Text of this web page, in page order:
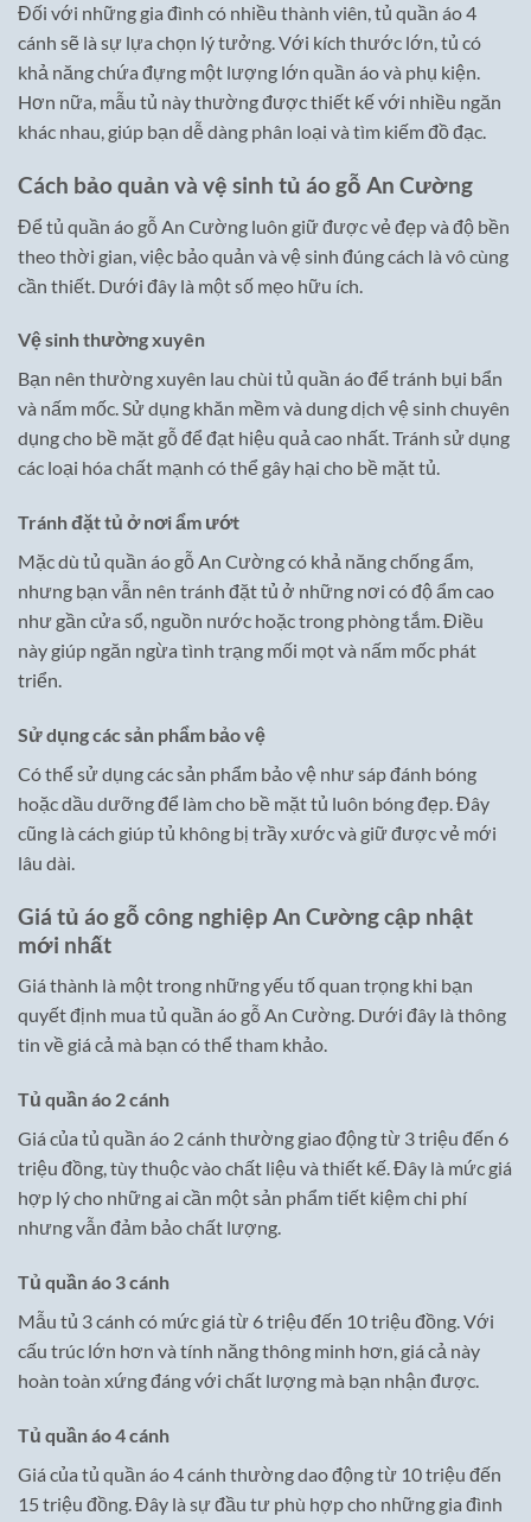
Đối với những gia đình có nhiều thành viên, tủ quần áo 4
cánh sẽ là sự lựa chọn lý tưởng. Với kích thước lớn, tủ có
khả năng chứa đựng một lượng lớn quần áo và phụ kiện.
Hơn nữa, mẫu tủ này thường được thiết kế với nhiều ngăn
khác nhau, giúp bạn dễ dàng phân loại và tìm kiếm đồ đạc.
Cách bảo quản và vệ sinh tủ áo gỗ An Cường
Để tủ quần áo gỗ An Cường luôn giữ được vẻ đẹp và độ bền
theo thời gian, việc bảo quản và vệ sinh đúng cách là vô cùng
cần thiết. Dưới đây là một số mẹo hữu ích.
Vệ sinh thường xuyên
Bạn nên thường xuyên lau chùi tủ quần áo để tránh bụi bẩn
và nấm mốc. Sử dụng khăn mềm và dung dịch vệ sinh chuyên
dụng cho bề mặt gỗ để đạt hiệu quả cao nhất. Tránh sử dụng
các loại hóa chất mạnh có thể gây hại cho bề mặt tủ.
Tránh đặt tủ ở nơi ẩm ướt
Mặc dù tủ quần áo gỗ An Cường có khả năng chống ẩm,
nhưng bạn vẫn nên tránh đặt tủ ở những nơi có độ ẩm cao
như gần cửa sổ, nguồn nước hoặc trong phòng tắm. Điều
này giúp ngăn ngừa tình trạng mối mọt và nấm mốc phát
triển.
Sử dụng các sản phẩm bảo vệ
Có thể sử dụng các sản phẩm bảo vệ như sáp đánh bóng
hoặc dầu dưỡng để làm cho bề mặt tủ luôn bóng đẹp. Đây
cũng là cách giúp tủ không bị trầy xước và giữ được vẻ mới
lâu dài.
Giá tủ áo gỗ công nghiệp An Cường cập nhật
mới nhất
Giá thành là một trong những yếu tố quan trọng khi bạn
quyết định mua tủ quần áo gỗ An Cường. Dưới đây là thông
tin về giá cả mà bạn có thể tham khảo.
Tủ quần áo 2 cánh
Giá của tủ quần áo 2 cánh thường giao động từ 3 triệu đến 6
triệu đồng, tùy thuộc vào chất liệu và thiết kế. Đây là mức giá
hợp lý cho những ai cần một sản phẩm tiết kiệm chi phí
nhưng vẫn đảm bảo chất lượng.
Tủ quần áo 3 cánh
Mẫu tủ 3 cánh có mức giá từ 6 triệu đến 10 triệu đồng. Với
cấu trúc lớn hơn và tính năng thông minh hơn, giá cả này
hoàn toàn xứng đáng với chất lượng mà bạn nhận được.
Tủ quần áo 4 cánh
Giá của tủ quần áo 4 cánh thường dao động từ 10 triệu đến
15 triệu đồng. Đây là sự đầu tư phù hợp cho những gia đình